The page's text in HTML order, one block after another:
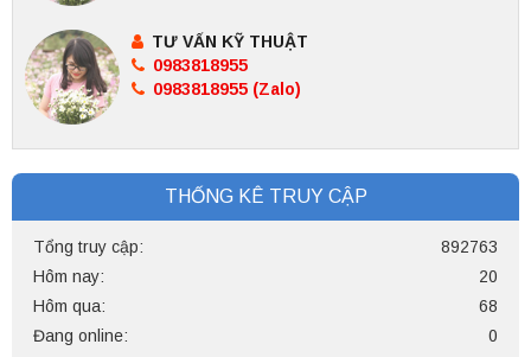
TƯ VẤN KỸ THUẬT
0983818955
0983818955 (Zalo)
THỐNG KÊ TRUY CẬP
892763
Tổng truy cập:
20
Hôm nay:
68
Hôm qua:
0
Đang online: